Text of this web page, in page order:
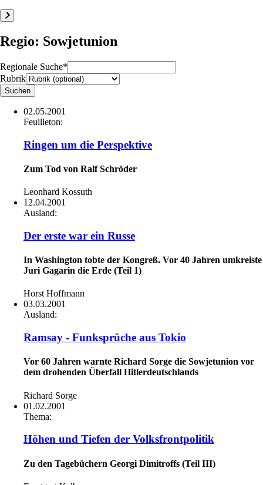
Regio: Sowjetunion
Regionale Suche*
Rubrik
02.05.2001
Feuilleton:
Ringen um die Perspektive
Zum Tod von Ralf Schröder
Leonhard Kossuth
12.04.2001
Ausland:
Der erste war ein Russe
In Washington tobte der Kongreß. Vor 40 Jahren umkreiste
Juri Gagarin die Erde (Teil 1)
Horst Hoffmann
03.03.2001
Ausland:
Ramsay - Funksprüche aus Tokio
Vor 60 Jahren warnte Richard Sorge die Sowjetunion vor
dem drohenden Überfall Hitlerdeutschlands
Richard Sorge
01.02.2001
Thema:
Höhen und Tiefen der Volksfrontpolitik
Zu den Tagebüchern Georgi Dimitroffs (Teil III)